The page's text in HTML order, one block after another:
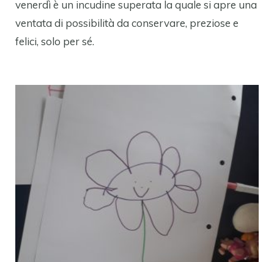
venerdì è un incudine superata la quale si apre una
ventata di possibilità da conservare, preziose e
felici, solo per sé.